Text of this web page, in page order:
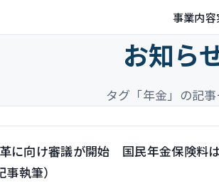
事業内容
お知ら
タグ「年金」の記
に向け審議が開始 国民年金保険料
執筆）